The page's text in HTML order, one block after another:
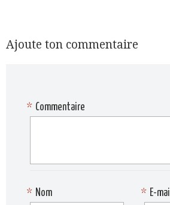
Ajoute ton commentaire
Commentaire
*
Nom
* E-mail
*